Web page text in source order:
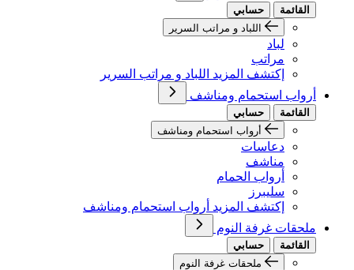
القائمة
حسابي
اللباد و مراتب السرير
لباد
مراتب
إكتشف المزيد اللباد و مراتب السرير
أرواب استحمام ومناشف
القائمة
حسابي
أرواب استحمام ومناشف
دعاسات
مناشف
أرواب الحمام
سليبرز
إكتشف المزيد أرواب استحمام ومناشف
ملحقات غرفة النوم
القائمة
حسابي
ملحقات غرفة النوم